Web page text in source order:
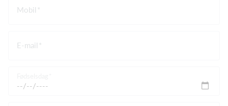
Mobil
E-mail